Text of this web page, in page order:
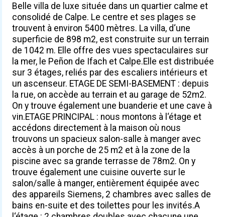
Belle villa de luxe située dans un quartier calme et
consolidé de Calpe. Le centre et ses plages se
trouvent à environ 5400 mètres. La villa, d‘une
superficie de 898 m2, est construite sur un terrain
de 1042 m. Elle offre des vues spectaculaires sur
la mer, le Peñon de Ifach et Calpe.Elle est distribuée
sur 3 étages, reliés par des escaliers intérieurs et
un ascenseur. ETAGE DE SEMI-BASEMENT : depuis
la rue, on accède au terrain et au garage de 52m2.
On y trouve également une buanderie et une cave à
vin.ETAGE PRINCIPAL : nous montons à l‘étage et
accédons directement à la maison où nous
trouvons un spacieux salon-salle à manger avec
accès à un porche de 25 m2 et à la zone de la
piscine avec sa grande terrasse de 78m2. On y
trouve également une cuisine ouverte sur le
salon/salle à manger, entièrement équipée avec
des appareils Siemens, 2 chambres avec salles de
bains en-suite et des toilettes pour les invités.A